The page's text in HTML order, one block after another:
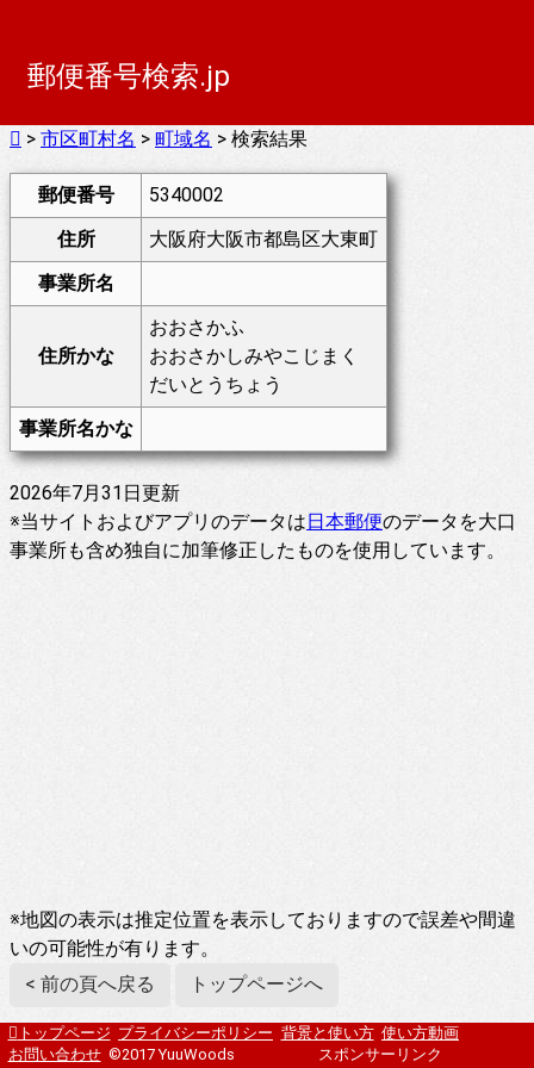
郵便番号検索.jp
> 市区町村名 > 町域名 > 検索結果
郵便番号
5340002
住所
大阪府大阪市都島区大東町
事業所名
住所かな
おおさかふ
おおさかしみやこじまく
だいとうちょう
事業所名かな
2026年7月31日更新
※当サイトおよびアプリのデータは日本郵便のデータを大口
事業所も含め独自に加筆修正したものを使用しています。
※地図の表示は推定位置を表示しておりますので誤差や間違
いの可能性が有ります。
< 前の頁へ戻る
トップページへ
トップページ プライバシーポリシー 背景と使い方 使い方動画
お問い合わせ ©2017 YuuWoods スポンサーリンク